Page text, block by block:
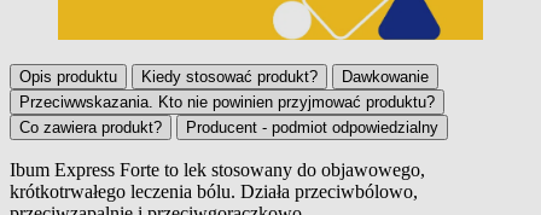
Opis produktu Kiedy stosować produkt?
Dawkowanie
Przeciwwskazania. Kto nie powinien przyjmować produktu?
Co zawiera produkt?
Producent - podmiot odpowiedzialny
Opis produktu
Ibum Express Forte to lek stosowany do objawowego,
krótkotrwałego leczenia bólu. Działa przeciwbólowo,